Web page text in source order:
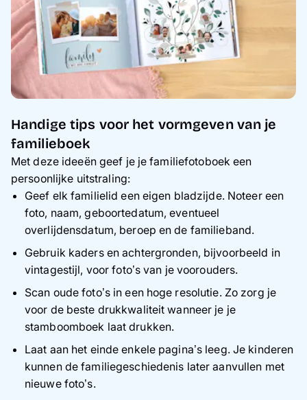
Handige tips voor het vormgeven van je
familieboek
Met deze ideeën geef je je familiefotoboek een
persoonlijke uitstraling:
Geef elk familielid een eigen bladzijde. Noteer een
foto, naam, geboortedatum, eventueel
overlijdensdatum, beroep en de familieband.
Gebruik kaders en achtergronden, bijvoorbeeld in
vintagestijl, voor foto’s van je voorouders.
Scan oude foto’s in een hoge resolutie. Zo zorg je
voor de beste drukkwaliteit wanneer je je
stamboomboek laat drukken.
Laat aan het einde enkele pagina’s leeg. Je kinderen
kunnen de familiegeschiedenis later aanvullen met
nieuwe foto’s.